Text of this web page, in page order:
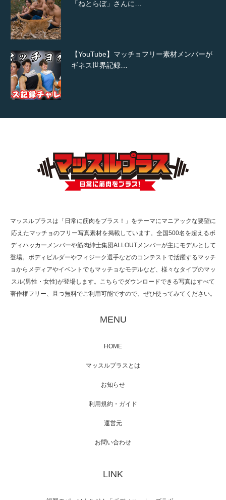
「ねとらぼ」さんに…
【YouTube】マッチョフリー素材メンバーが
ギネス世界記録…
TOKYO FMラジオ番組「ONE MORNING」
で紹介さ…
た（6/8放送）
映画「メカバース」舞台挨拶へマッスルプラ
【TV】NHK BS「COOL JAPAN 」にてマッス
「ねとらぼ」さんに…
マッスルプラスは「日常に筋肉をプラス！」をテーマにマニアックな要望に
応えたマッチョのフリー写真素材を掲載しています。全国500名を超えるボ
ディハッカーメンバーや筋肉紳士集団ALLOUTメンバーが主にモデルとして
登場。ボディビルダーやフィジーク選手などのコンテストで活躍するマッチ
ョからメディアやイベントでもマッチョなモデルなど、様々なタイプのマッ
スル(男性・女性)が登場します。こちらでダウンロードできる写真はすべて
著作権フリー、且つ無料でご利用可能ですので、ぜひ使ってみてください。
MENU
HOME
マッスルプラスとは
お知らせ
利用規約・ガイド
運営元
お問い合わせ
LINK